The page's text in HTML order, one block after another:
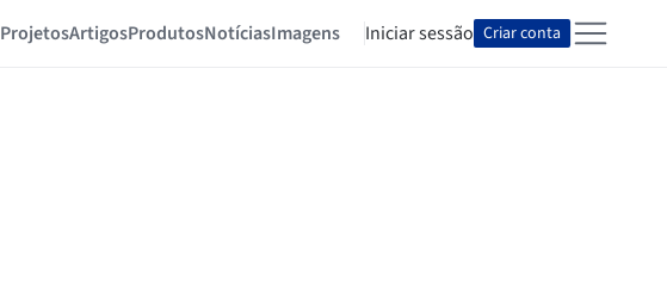
ProjetosArtigosProdutosNotíciasImagens Iniciar sessão Criar conta